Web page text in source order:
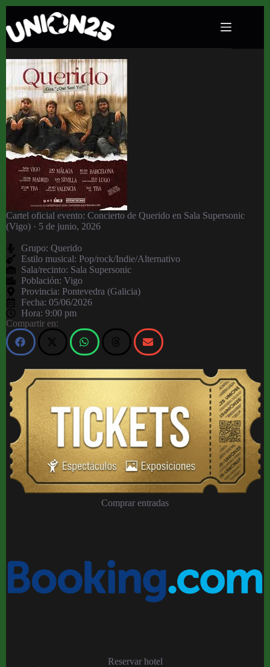
Concierto de Querido en Sala Supersonic
(Vigo) · 5 de junio, 2026
Cartel oficial evento: Concierto de Querido en Sala Supersonic
(Vigo) · 5 de junio, 2026
Grupo: Querido
Estilo musical: Pop/rock/Indie/Alternativo
Sala/recinto: Sala Supersonic
Población: Vigo
Provincia: Pontevedra (Galicia)
Fecha: 05/06/2026
Hora: 9:00 pm
Compartir en:
Comprar entradas
Reservar hotel